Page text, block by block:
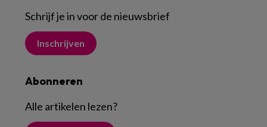
Schrijf je in voor de nieuwsbrief
Inschrijven
Abonneren
Alle artikelen lezen?